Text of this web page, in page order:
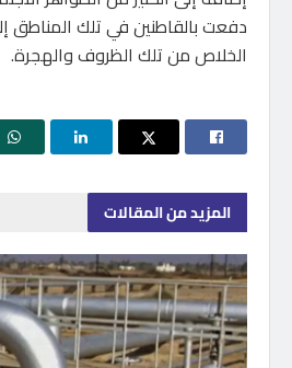
دفعت بالقاطنين في تلك المناطق
الخلاص من تلك الظروف والهجرة.
المزيدمن المقالات